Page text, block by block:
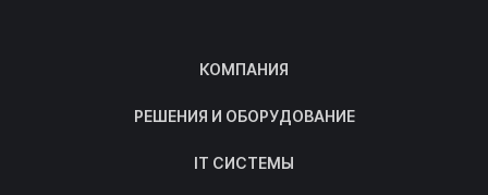
КОМПАНИЯ
РЕШЕНИЯ И ОБОРУДОВАНИЕ
IT СИСТЕМЫ